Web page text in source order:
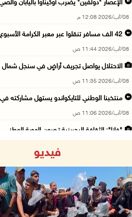
الإعصار "دولفين" يضرب أوكيناوا باليابان
08/آب/2026 12:08 م
42 الف مسافر تنقلوا عبر معبر الكرامة الأسبوع ...
08/آب/2026 11:44 ص
الاحتلال يواصل تجريف أراضٍ في سنجل شمال
08/آب/2026 11:35 ص
منتخبنا الوطني للتايكواندو يستهل مشاركته
08/آب/2026 11:06 ص
"فانا": الثقافة البحرينية تـصون الهوية الوطني ...
08/آب/2026 10:50 ص
مستعمرون إرهابيون يهاجمون منزلا
08/آب/2026 10:22 ص
فيديو
Next